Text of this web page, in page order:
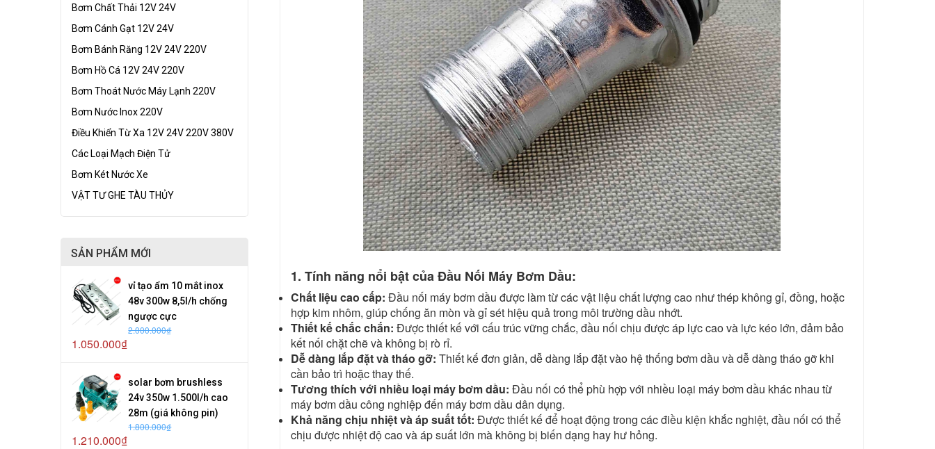
Bơm Chất Thải 12V 24V
Bơm Cánh Gạt 12V 24V
Bơm Bánh Răng 12V 24V 220V
Bơm Hồ Cá 12V 24V 220V
Bơm Thoát Nước Máy Lạnh 220V
Bơm Nước Inox 220V
Điều Khiển Từ Xa 12V 24V 220V 380V
Các Loại Mạch Điện Tử
Bơm Két Nước Xe
VẬT TƯ GHE TÀU THỦY
SẢN PHẨM MỚI
vỉ tạo ẩm 10 mắt inox
48v 300w 8,5l/h chống
ngược cực
2.000.000₫
1.050.000₫
solar bơm brushless
24v 350w 1.500l/h cao
28m (giá không pin)
1.800.000₫
1.210.000₫
1. Tính năng nổi bật của Đầu Nối Máy Bơm Dầu:
Chất liệu cao cấp: Đầu nối máy bơm dầu được làm từ các vật liệu chất lượng cao như thép không gỉ, đồng, hoặc
hợp kim nhôm, giúp chống ăn mòn và gỉ sét hiệu quả trong môi trường dầu nhớt.
Thiết kế chắc chắn: Được thiết kế với cấu trúc vững chắc, đầu nối chịu được áp lực cao và lực kéo lớn, đảm bảo
kết nối chặt chẽ và không bị rò rỉ.
Dễ dàng lắp đặt và tháo gỡ: Thiết kế đơn giản, dễ dàng lắp đặt vào hệ thống bơm dầu và dễ dàng tháo gỡ khi
cần bảo trì hoặc thay thế.
Tương thích với nhiều loại máy bơm dầu: Đầu nối có thể phù hợp với nhiều loại máy bơm dầu khác nhau từ
máy bơm dầu công nghiệp đến máy bơm dầu dân dụng.
Khả năng chịu nhiệt và áp suất tốt: Được thiết kế để hoạt động trong các điều kiện khắc nghiệt, đầu nối có thể
chịu được nhiệt độ cao và áp suất lớn mà không bị biến dạng hay hư hỏng.